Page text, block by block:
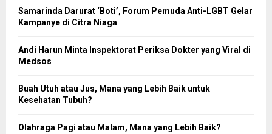
Samarinda Darurat ‘Boti’, Forum Pemuda Anti-LGBT Gelar
Kampanye di Citra Niaga
Andi Harun Minta Inspektorat Periksa Dokter yang Viral di
Medsos
Buah Utuh atau Jus, Mana yang Lebih Baik untuk
Kesehatan Tubuh?
Olahraga Pagi atau Malam, Mana yang Lebih Baik?